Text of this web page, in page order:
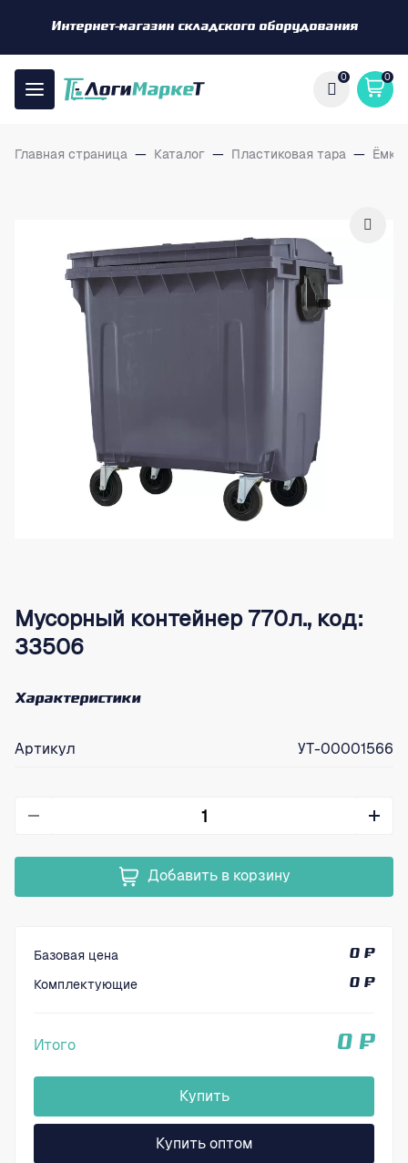
Интернет-магазин складского оборудования
0 0
Главная страница — Каталог — Пластиковая тара —
Мусорный контейнер 770л., код:
33506
Характеристики
Артикул УТ-00001566
Добавить в корзину
Базовая цена
0 ₽
Комплектующие
0 ₽
Итого 0 ₽
Купить
Купить оптом